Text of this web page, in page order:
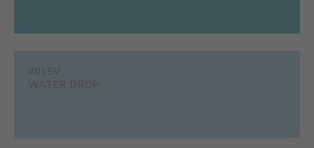
#015V
WATER DROP